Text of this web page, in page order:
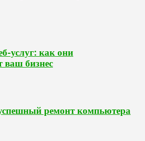
услуг: как они
ваш бизнес
ремонт компьютера